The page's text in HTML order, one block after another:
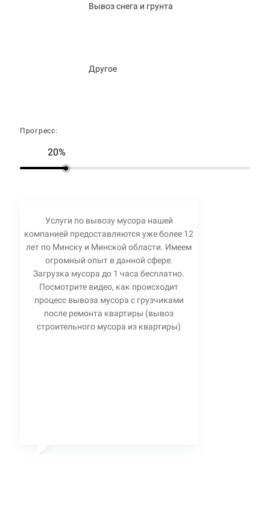
Вывоз снега и грунта
Другое
Прогресс:
20%
Услуги по вывозу мусора нашей
компанией предоставляются уже более 12
лет по Минску и Минской области. Имеем
огромный опыт в данной сфере.
Загрузка мусора до 1 часа бесплатно.
Посмотрите видео, как происходит
процесс вывоза мусора с грузчиками
после ремонта квартиры (вывоз
строительного мусора из квартиры)